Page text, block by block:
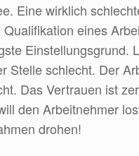
Eine wirklich
eines
Einstellungsgrund.
Stelle schlecht. Der
Das Vertrauen ist
den Arbeitnehmer
drohen!